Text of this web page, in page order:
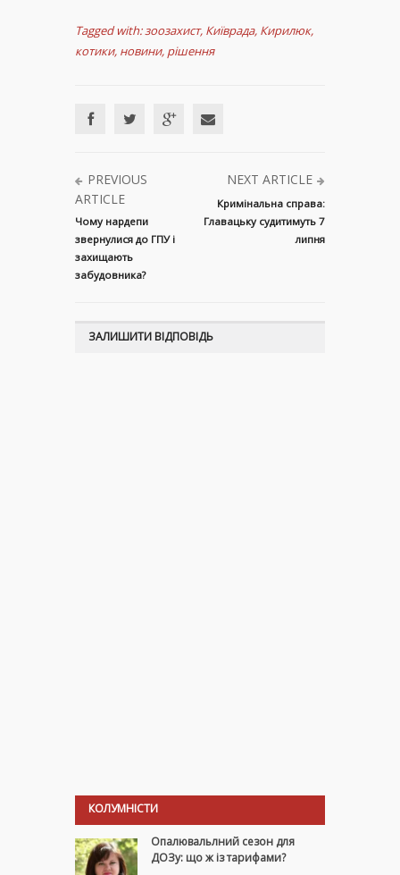
Tagged with:зоозахист, Київрада, Кирилюк,
котики, новини, рішення
PREVIOUS
ARTICLE
Чому нардепи
звернулися до ГПУ і
захищають
забудовника?
NEXT ARTICLE
Кримінальна справа:
Главацьку судитимуть 7
липня
ЗАЛИШИТИ ВІДПОВІДЬ
КОЛУМНІСТИ
Опалювальлний сезон для
ДОЗу: що ж із тарифами?